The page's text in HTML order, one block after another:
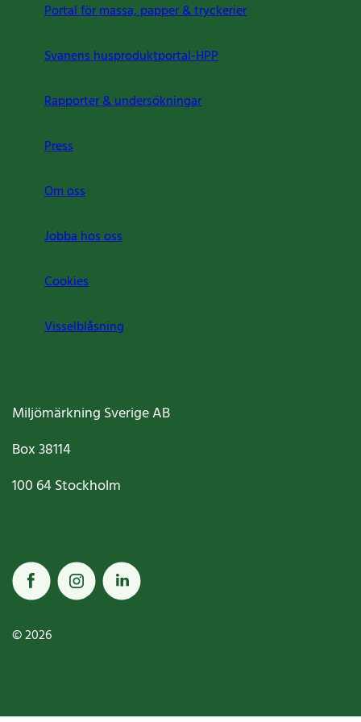
Portal för massa, papper & tryckerier
Svanens husproduktportal-HPP
Rapporter & undersökningar
Press
Om oss
Jobba hos oss
Cookies
Visselblåsning
Miljömärkning Sverige AB
Box38114
100 64Stockholm
© 2026